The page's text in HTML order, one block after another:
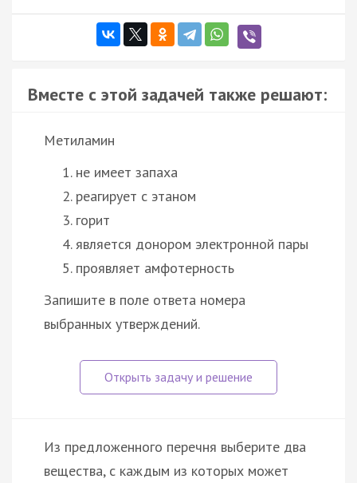
Вместе с этой задачей также решают:
Метиламин
не имеет запаха
реагирует с этаном
горит
является донором электронной пары
проявляет амфотерность
Запишите в поле ответа номера
выбранных утверждений.
Из предложенного перечня выберите два
вещества, с каждым из которых может